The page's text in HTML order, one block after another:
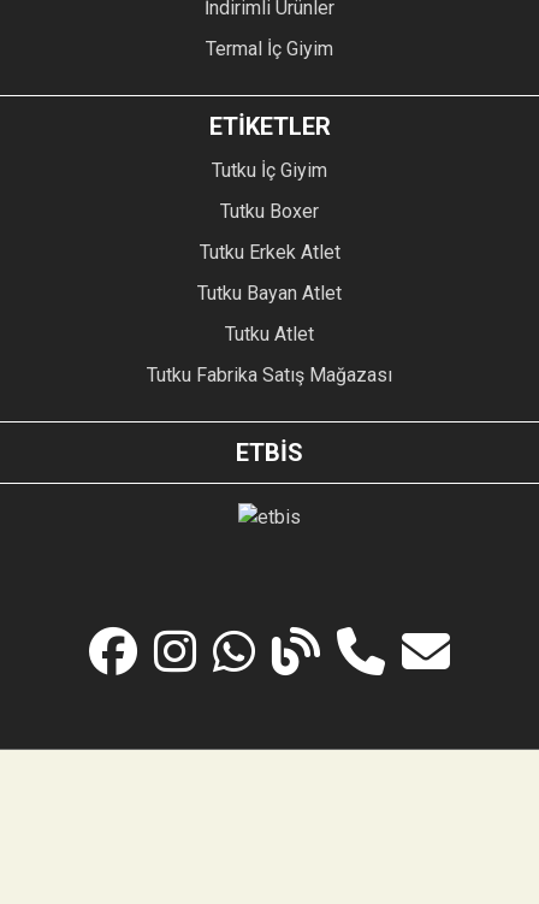
İndirimli Ürünler
Termal İç Giyim
ETİKETLER
Tutku İç Giyim
Tutku Boxer
Tutku Erkek Atlet
Tutku Bayan Atlet
Tutku Atlet
Tutku Fabrika Satış Mağazası
ETBİS